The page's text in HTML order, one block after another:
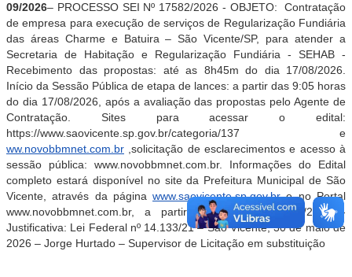
09/2026– PROCESSO SEI Nº 17582/2026 - OBJETO: Contratação
de empresa para execução de serviços de Regularização Fundiária
das áreas Charme e Batuira – São Vicente/SP, para atender a
Secretaria de Habitação e Regularização Fundiária - SEHAB -
Recebimento das propostas: até as 8h45m do dia 17/08/2026.
Início da Sessão Pública de etapa de lances: a partir das 9:05 horas
do dia 17/08/2026, após a avaliação das propostas pelo Agente de
Contratação. Sites para acessar o edital:
https://www.saovicente.sp.gov.br/categoria/137 e
ww.novobbmnet.com.br ,solicitação de esclarecimentos e acesso à
sessão pública: www.novobbmnet.com.br. Informações do Edital
completo estará disponível no site da Prefeitura Municipal de São
Vicente, através da páginawww.saovicente.sp.gov.bre no Portal
www.novobbmnet.com.br,
a partir do dia 30 / 06 /2026 -
Justificativa: Lei Federal nº 14.133/21 – São Vicente, 30 de maio de
2026 – Jorge Hurtado – Supervisor de Licitação em substituição